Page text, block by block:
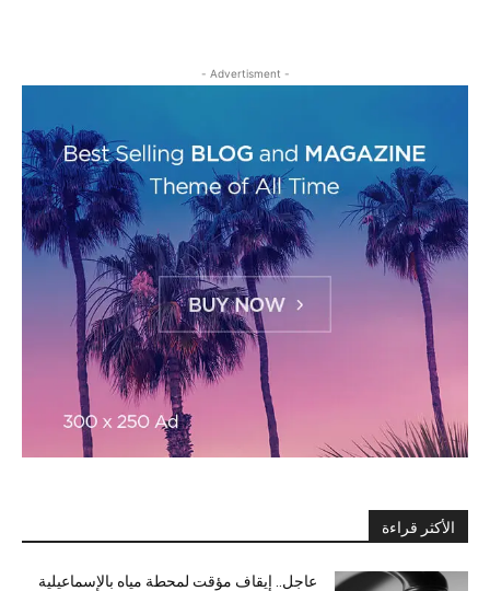
- Advertisment -
الأكثر قراءة
عاجل.. إيقاف مؤقت لمحطة مياه بالإسماعيلية